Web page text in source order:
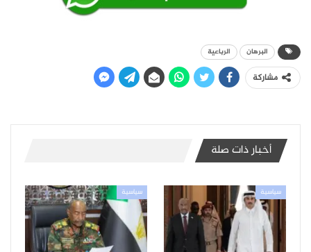
البرهان الرباعية
مشاركة
أخبار ذات صلة
سياسية سياسية